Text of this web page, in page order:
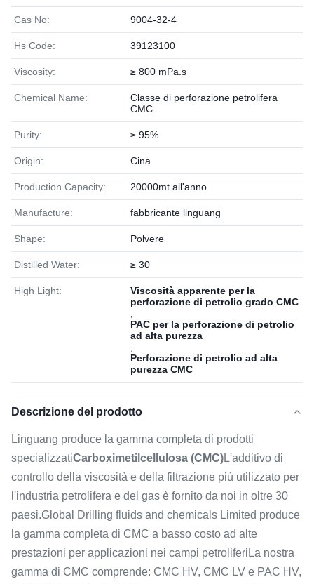
Cas No: 9004-32-4
Hs Code: 39123100
Viscosity: ≥ 800 mPa.s
Chemical Name:
Classe di perforazione petrolifera
CMC
Purity: ≥ 95%
Origin: Cina
Production Capacity: 20000mt all'anno
Manufacture: fabbricante linguang
Shape: Polvere
Distilled Water: ≥ 30
High Light:
Viscosità apparente per la
perforazione di petrolio grado CMC
PAC per la perforazione di petrolio
ad alta purezza
Perforazione di petrolio ad alta
purezza CMC
Descrizione del prodotto
Linguang produce la gamma completa di prodotti
specializzatiCarboximetilcellulosa (CMC)L'additivo di
controllo della viscosità e della filtrazione più utilizzato per
l'industria petrolifera e del gas è fornito da noi in oltre 30
paesi.Global Drilling fluids and chemicals Limited produce
la gamma completa di CMC a basso costo ad alte
prestazioni per applicazioni nei campi petroliferiLa nostra
gamma di CMC comprende: CMC HV, CMC LV e PAC HV,